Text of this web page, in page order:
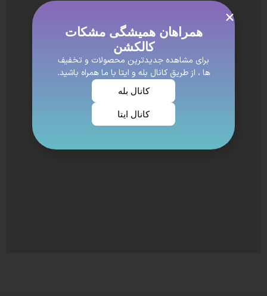
همراهان همیشگی مشکات
کالکشن
برای مشاهده جدیدترین محصولات و تخفیف
ها ، از طریق کانال بله و ایتا با ما همراه باشید.
کانال بله
کانال ایتا